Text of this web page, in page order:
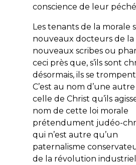
conscience de leur
Les tenants de la morale
nouveaux docteurs de la
nouveaux scribes ou
ceci près que, s’ils sont
désormais, ils se
C’est au nom d’une
celle de Christ qu’ils
nom de cette loi morale
prétendument judéo-
qui n’est autre qu’un
paternalisme
de la révolution